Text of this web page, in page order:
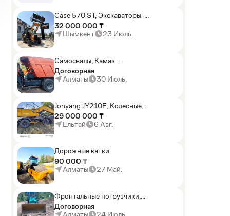
AD
Case 570 ST, Экскаваторы-
погрузчики
32 000 000 ₸
Шымкент
23 Июль.
Самосвалы, Камаз
АГП-29РТ (шасси
KАМАЗ-43114 6x6)
Договорная
Алматы
30 Июль.
Jonyang JY210E, Колесные
экскаваторы
29 000 000 ₸
Ельтай
6 Авг.
Дорожные катки
90 000 ₸
Алматы
27 Май.
Фронтальные погрузчики,
Sunward ZYJ 320
Договорная